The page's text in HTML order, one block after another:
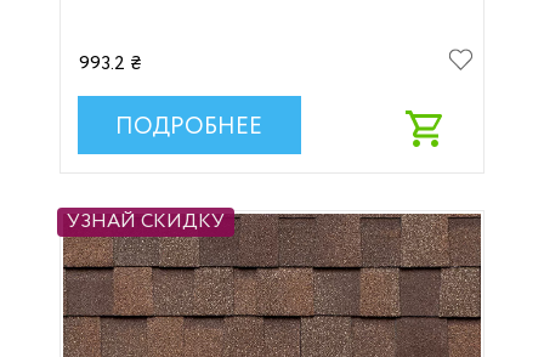
993.2 ₴
ПОДРОБНЕЕ
УЗНАЙ СКИДКУ